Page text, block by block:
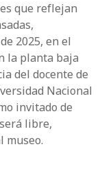
que reflejan
2025, en el
la planta baja
del docente de
Nacional
invitado de
libre,
museo.